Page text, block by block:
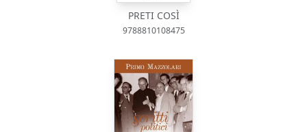
PRETI COSÌ
9788810108475